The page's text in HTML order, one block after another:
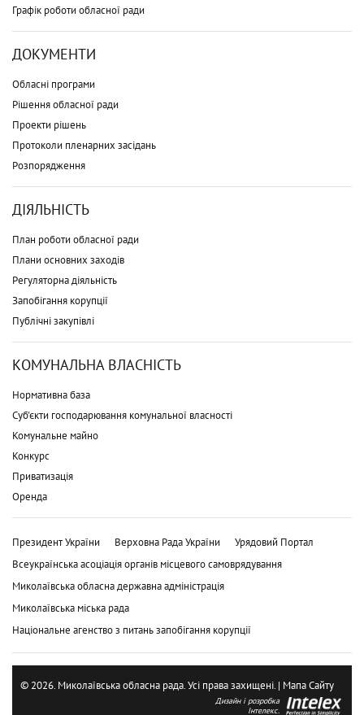
Графік роботи обласної ради
ДОКУМЕНТИ
Обласні програми
Рішення обласної ради
Проекти рішень
Протоколи пленарних засідань
Розпорядження
ДІЯЛЬНІСТЬ
План роботи обласної ради
Плани основних заходів
Регуляторна діяльність
Запобігання корупції
Публічні закупівлі
КОМУНАЛЬНА ВЛАСНІСТЬ
Нормативна база
Суб'єкти господарювання комунальної власності
Комунальне майно
Конкурс
Приватизація
Оренда
Президент України Верховна Рада України
Урядовий Портал
Всеукраїнська асоціація органів місцевого самоврядування
Миколаївська обласна державна адміністрація
Миколаївська міська рада
Національне агенство з питань запобігання корупції
© 2026. Миколаївська обласна рада. Усі права захищені. | Мапа Сайту
Дизайн і розробка
Інтелекс.